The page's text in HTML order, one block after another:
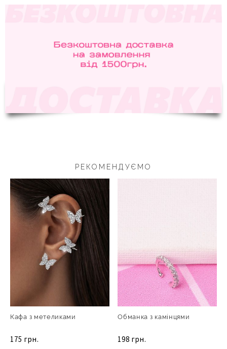
РЕКОМЕНДУЄМО
Кафа з метеликами
175 грн.
Обманка з камінцями
198 грн.